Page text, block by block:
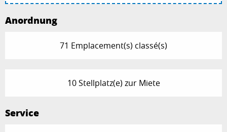
Anordnung
71 Emplacement(s) classé(s)
10 Stellplatz(e) zur Miete
Service